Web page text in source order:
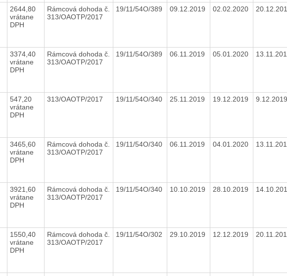
2644,80
vrátane
DPH
Rámcová dohoda č.
313/OAOTP/2017
19/11/54O/389 09.12.2019 02.02.2020
3374,40
vrátane
DPH
Rámcová dohoda č.
313/OAOTP/2017
19/11/54O/389 06.11.2019 05.01.2020
547,20
vrátane
DPH
313/OAOTP/2017 19/11/54O/340 25.11.2019 19.12.2019
3465,60
vrátane
DPH
Rámcová dohoda č.
313/OAOTP/2017
19/11/54O/340 06.11.2019 04.01.2020
3921,60
vrátane
DPH
Rámcová dohoda č.
313/OAOTP/2017
19/11/54O/340 10.10.2019 28.10.2019
1550,40
vrátane
DPH
Rámcová dohoda č.
313/OAOTP/2017
19/11/54O/302 29.10.2019 12.12.2019